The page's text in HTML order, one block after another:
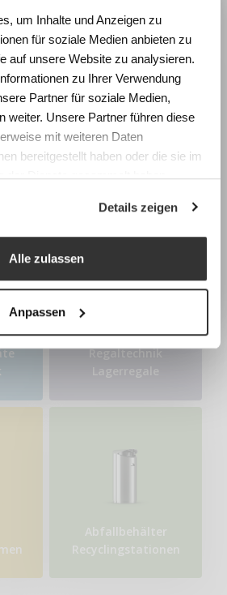
um Inhalte und Anzeigen zu
für soziale Medien anbieten zu
auf unsere Website zu analysieren.
zu Ihrer Verwendung
Partner für soziale Medien,
weiter. Unsere Partner führen diese
mit weiteren Daten
bereitgestellt haben oder die sie im
der Dienste gesammelt haben.
Details zeigen
Alle zulassen
Anpassen
Sanitär-
Regaltechnik
Lagerregale
Abfallbehälter
Recyclingstationen
von
anhand realistischer
gewinnen Sie konkrete
zukunftsfähiger
Labor Schulraum
2026
15. Juli 2026